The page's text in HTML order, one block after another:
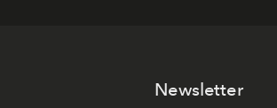
Newsletter